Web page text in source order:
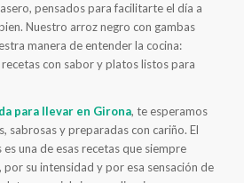
pensados para facilitarte el día a
Nuestro arroz negro con gambas
manera de entender la cocina:
con sabor y platos listos para
para llevar en Girona, te esperamos
sabrosas y preparadas con cariño. El
una de esas recetas que siempre
su intensidad y por esa sensación de